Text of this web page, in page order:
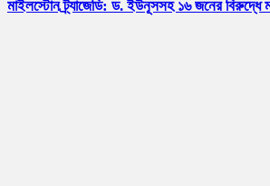
মাইলস্টোন ট্র্যাজেডি: ড. ইউনূসসহ ১৬ জনের বিরুদ্ধে